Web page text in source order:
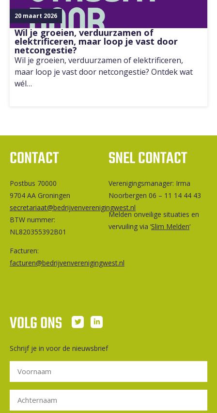
20 maart 2026
Wil je groeien, verduurzamen of
elektrificeren, maar loop je vast door
netcongestie?
Wil je groeien, verduurzamen of elektrificeren,
maar loop je vast door netcongestie? Ontdek wat
wél…
CONTACT
Postbus 70000
9704 AA Groningen
secretariaat@bedrijvenverenigingwest.nl
BTW nummer:
NL820355392B01
Facturen:
facturen@bedrijvenverenigingwest.nl
SNEL CONTACT
Ver­e­ni­gings­ma­na­ger: Irma
Noorbergen 06 – 11 14 44 43
Melden onveilige situaties en
vervuiling via ‘Slim Melden‘
VOLG ONS
Schrijf je in voor de nieuwsbrief